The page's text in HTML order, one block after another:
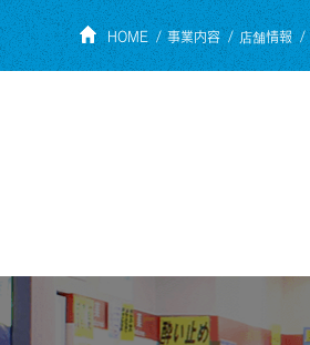
HOME 事業内容 店舗情報